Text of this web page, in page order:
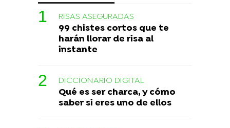
RISAS ASEGURADAS
99 chistes cortos que te
harán llorar de risa al
instante
DICCIONARIO DIGITAL
Qué es ser charca, y cómo
saber si eres uno de ellos